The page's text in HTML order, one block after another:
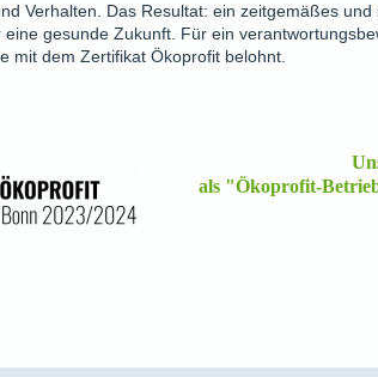
Verhalten. Das Resultat: ein zeitgemäßes
eine gesunde Zukunft. Für ein
mit dem Zertifikat Ökoprofit belohnt.
als "Ökoprofit-